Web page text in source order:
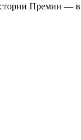
Премии — в